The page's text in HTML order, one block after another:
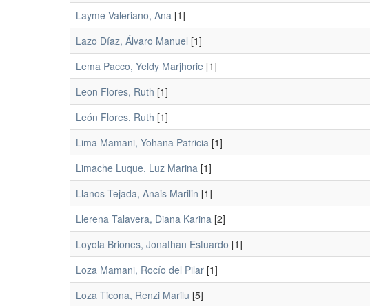
Layme Valeriano, Ana [1]
Lazo Díaz, Álvaro Manuel [1]
Lema Pacco, Yeldy Marjhorie [1]
Leon Flores, Ruth [1]
León Flores, Ruth [1]
Lima Mamani, Yohana Patricia [1]
Limache Luque, Luz Marina [1]
Llanos Tejada, Anais Marilin [1]
Llerena Talavera, Diana Karina [2]
Loyola Briones, Jonathan Estuardo [1]
Loza Mamani, Rocío del Pilar [1]
Loza Ticona, Renzi Marilu [5]